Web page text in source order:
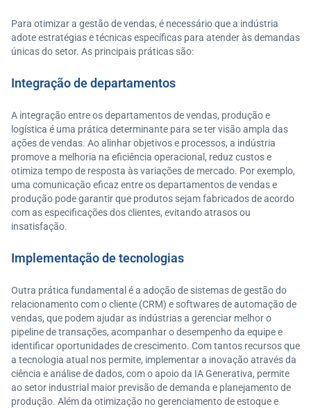
Para otimizar a gestão de vendas, é necessário que a indústria
adote estratégias e técnicas específicas para atender às demandas
únicas do setor. As principais práticas são:
Integração de departamentos
A integração entre os departamentos de vendas, produção e
logística é uma prática determinante para se ter visão ampla das
ações de vendas. Ao alinhar objetivos e processos, a indústria
promove a melhoria na eficiência operacional, reduz custos e
otimiza tempo de resposta às variações de mercado. Por exemplo,
uma comunicação eficaz entre os departamentos de vendas e
produção pode garantir que produtos sejam fabricados de acordo
com as especificações dos clientes, evitando atrasos ou
insatisfação.
Implementação de tecnologias
Outra prática fundamental é a adoção de sistemas de gestão do
relacionamento com o cliente (CRM) e softwares de automação de
vendas, que podem ajudar as indústrias a gerenciar melhor o
pipeline de transações, acompanhar o desempenho da equipe e
identificar oportunidades de crescimento. Com tantos recursos que
a tecnologia atual nos permite, implementar a inovação através da
ciência e análise de dados, com o apoio da IA Generativa, permite
ao setor industrial maior previsão de demanda e planejamento de
produção. Além da otimização no gerenciamento de estoque e